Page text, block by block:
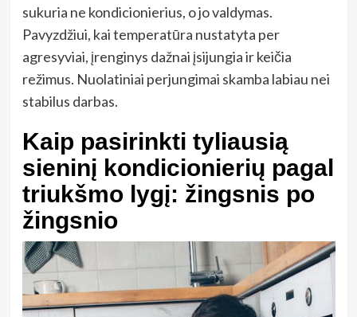
sukuria ne kondicionierius, o jo valdymas.
Pavyzdžiui, kai temperatūra nustatyta per
agresyviai, įrenginys dažnai įsijungia ir keičia
režimus. Nuolatiniai perjungimai skamba labiau nei
stabilus darbas.
Kaip pasirinkti tyliausią
sieninį kondicionierių pagal
triukšmo lygį: žingsnis po
žingsnio